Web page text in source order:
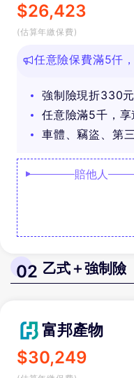
$26,423
(估算年繳保費)
任意險保費滿5仟
強制險現折330
任意險滿5千，
車體、竊盜、第
賠他人
02 乙式＋強制險
富邦產物
$30,249